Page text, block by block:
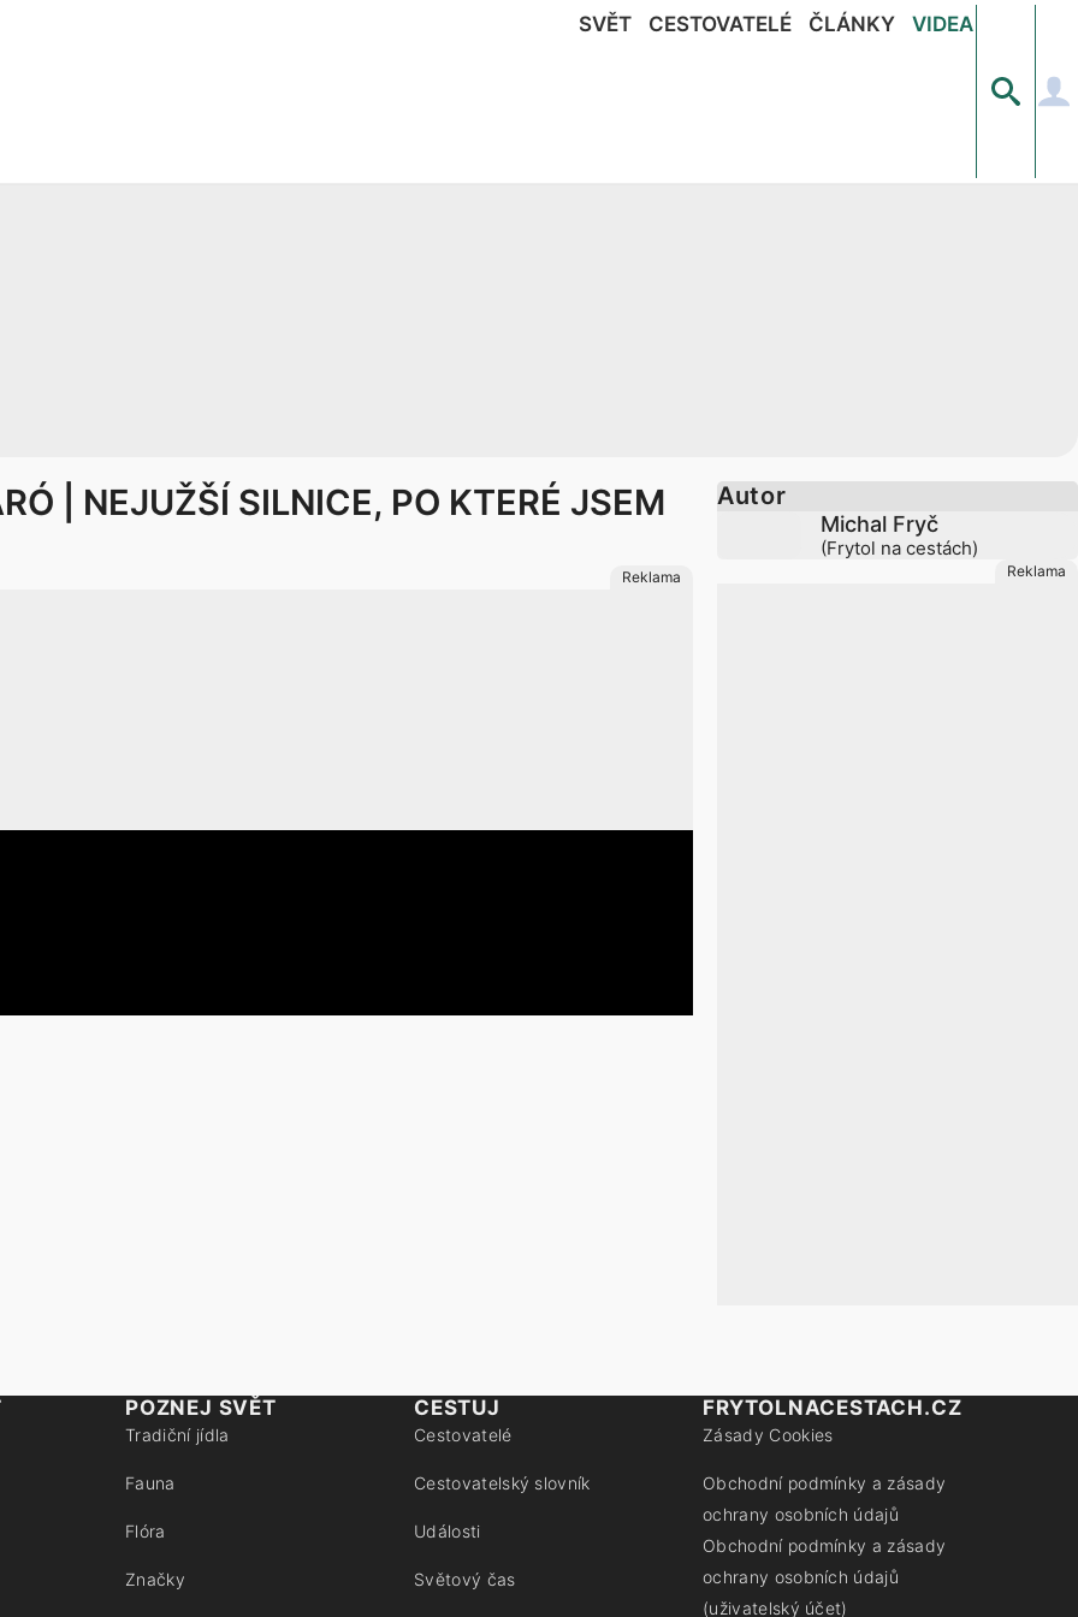
SVĚT CESTOVATELÉ ČLÁNKY VIDEA
| NEJUŽŠÍ SILNICE, PO KTERÉ JSEM Autor
Michal Fryč
(Frytol na cestách)
POZNEJ SVĚT
Tradiční jídla
Fauna
Flóra
Značky
CESTUJ
Cestovatelé
Cestovatelský slovník
Události
Světový čas
FRYTOLNACESTACH.CZ
Zásady Cookies
Obchodní podmínky a zásady
ochrany osobních údajů
Obchodní podmínky a zásady
ochrany osobních údajů
(uživatelský účet)